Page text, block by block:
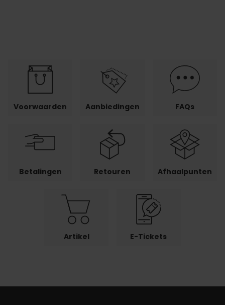
Voorwaarden Aanbiedingen FAQs
Betalingen Retouren Afhaalpunten
Artikel E-Tickets